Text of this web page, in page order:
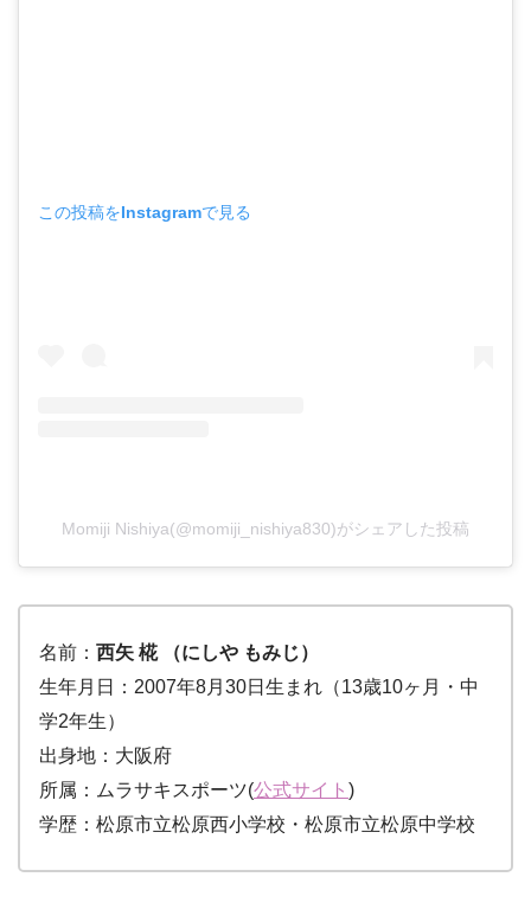
この投稿をInstagramで見る
Momiji Nishiya(@momiji_nishiya830)がシェアした投稿
名前： 西矢 椛 （にしや もみじ）
生年月日：2007年8月30日生まれ（13歳10ヶ月・中
学2年生）
出身地：大阪府
所属：ムラサキスポーツ(公式サイト )
学歴：松原市立松原西小学校・松原市立松原中学校